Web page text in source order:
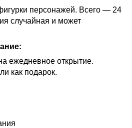
персонажей. Всего — 24
случайная и может
ежедневное открытие.
как подарок.